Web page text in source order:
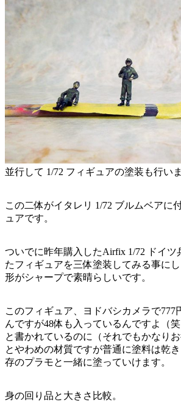
並行して 1/72 フィギュアの塗装も行いま
この二体がイタレリ 1/72 ブルムベアに
ュアです。
ついでに昨年購入したAirfix 1/72 ドイツ
たフィギュアを三体塗装してみる事に
形がシャープで素晴らしいです。
このフィギュア、ヨドバシカメラで777
んですが48体も入っているんですよ（
と書かれているのに（それでもかなり
とやわめの材質ですが普通に塗料は乾
存のプラモと一緒に塗っていけます。
身の回り品と大きさ比較。